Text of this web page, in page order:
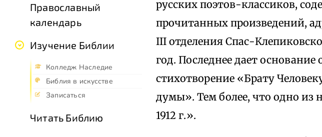
Православный
календарь
Изучение Библии
Колледж Наследие
Библия в искусстве
Записаться
Читать Библию
русских поэтов-классиков,
прочитанных произведений,
III отделения Спас-
год. Последнее дает
стихотворение «Брату
думы». Тем более, что одно из
1912 г.».